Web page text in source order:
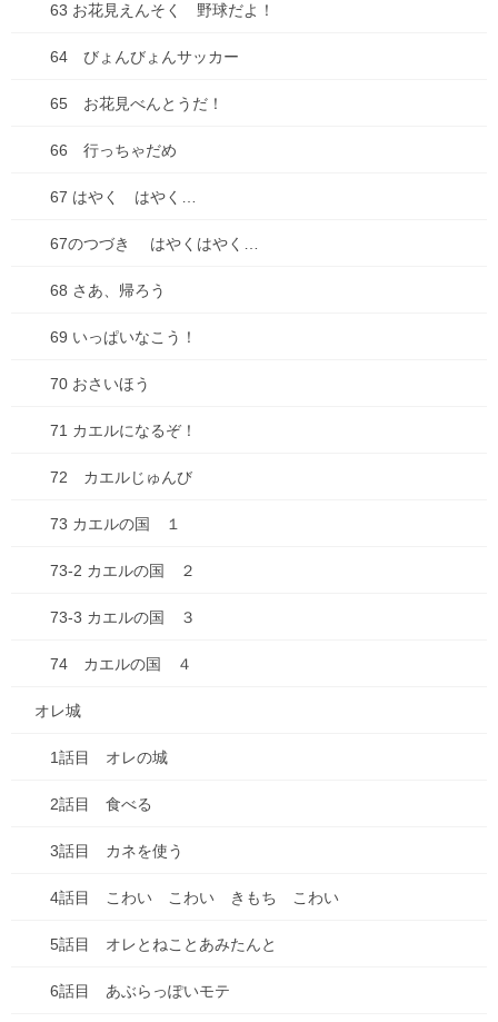
遅刻
お出かけ
お知らせ
どうでもいい話
ダイエット
仕事
健康
失敗談
好きな・・・
子育て・子ども
家事
思考
料理
未分類
本
漫画
買い物
車
食べ物
失敗談
63 お花見えんそく 野球だよ！
64 びょんびょんサッカー
65 お花見べんとうだ！
66 行っちゃだめ
67 はやく はやく…
67のつづき はやくはやく…
68 さあ、帰ろう
69 いっぱいなこう！
70 おさいほう
71 カエルになるぞ！
72 カエルじゅんび
73 カエルの国 １
73-2 カエルの国 ２
73-3 カエルの国 ３
74 カエルの国 ４
オレ城
1話目 オレの城
2話目 食べる
3話目 カネを使う
4話目 こわい こわい きもち こわい
5話目 オレとねことあみたんと
6話目 あぶらっぽいモテ